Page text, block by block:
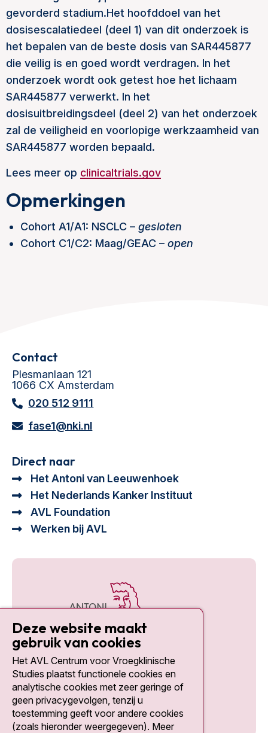
gevorderd stadium.Het hoofddoel van het
dosisescalatiedeel (deel 1) van dit onderzoek is
het bepalen van de beste dosis van SAR445877
die veilig is en goed wordt verdragen. In het
onderzoek wordt ook getest hoe het lichaam
SAR445877 verwerkt. In het
dosisuitbreidingsdeel (deel 2) van het onderzoek
zal de veiligheid en voorlopige werkzaamheid van
SAR445877 worden bepaald.
Lees meer op clinicaltrials.gov
Opmerkingen
Cohort A1/A1: NSCLC – gesloten
Cohort C1/C2: Maag/GEAC – open
Contact
Plesmanlaan 121
1066 CX Amsterdam
020 512 9111
fase1@nki.nl
Direct naar
Het Antoni van Leeuwenhoek
Het Nederlands Kanker Instituut
AVL Foundation
Werken bij AVL
Social media
Deze website maakt
gebruik van cookies
Het AVL Centrum voor Vroegklinische
Studies plaatst functionele cookies en
analytische cookies met zeer geringe of
geen privacygevolgen, tenzij u
toestemming geeft voor andere cookies
(zoals hieronder weergegeven). Meer